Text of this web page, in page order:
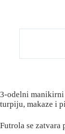
3-odelni manikirni
turpiju, makaze i
Futrola se zatvara